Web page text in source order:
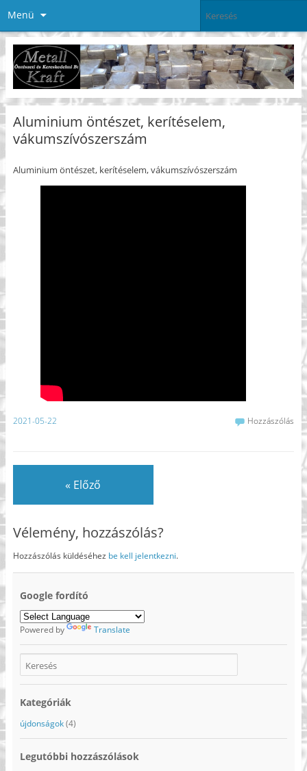
Menü
Aluminium öntészet, kerítéselem,
vákumszívószerszám
Aluminium öntészet, kerítéselem, vákumszívószerszám
2021-05-22 Hozzászólás
« Előző
Vélemény, hozzászólás?
Hozzászólás küldéséhez be kell jelentkezni.
Google fordító
Powered by Translate
Kategóriák
újdonságok(4)
Legutóbbi hozzászólások